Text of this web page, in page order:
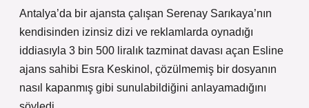
Antalya’da bir ajansta çalışan Serenay Sarıkaya’nın
kendisinden izinsiz dizi ve reklamlarda oynadığı
iddiasıyla 3 bin 500 liralık tazminat davası açan Esline
ajans sahibi Esra Keskinol, çözülmemiş bir dosyanın
nasıl kapanmış gibi sunulabildiğini anlayamadığını